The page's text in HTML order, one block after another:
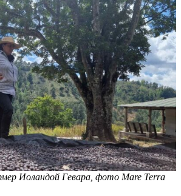
Иоландой Гевара, фото Mare Terra